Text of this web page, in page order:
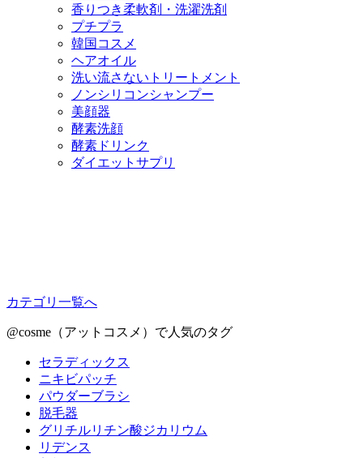
香りつき柔軟剤・洗濯洗剤
プチプラ
韓国コスメ
ヘアオイル
洗い流さないトリートメント
ノンシリコンシャンプー
美顔器
酵素洗顔
酵素ドリンク
ダイエットサプリ
カテゴリ一覧へ
@cosme（アットコスメ）で人気のタグ
セラディックス
ニキビパッチ
パウダーブラシ
脱毛器
グリチルリチン酸ジカリウム
リデンス